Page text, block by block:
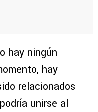
hay ningún
hay
relacionados
unirse al